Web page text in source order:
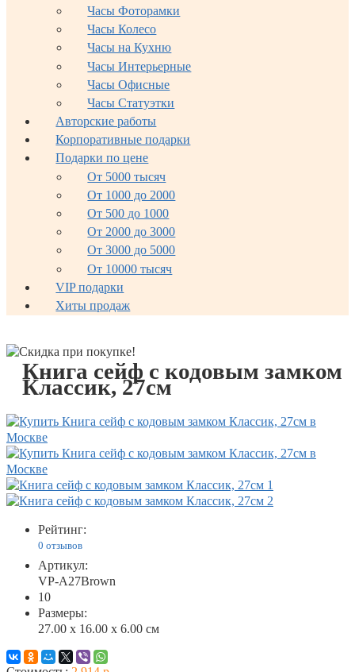
Часы Фоторамки
Часы Колесо
Часы на Кухню
Часы Интерьерные
Часы Офисные
Часы Статуэтки
Авторские работы
Корпоративные подарки
Подарки по цене
От 5000 тысяч
От 1000 до 2000
От 500 до 1000
От 2000 до 3000
От 3000 до 5000
От 10000 тысяч
VIP подарки
Хиты продаж
Книга сейф с кодовым замком
Классик, 27см
Рейтинг:
0 отзывов
Артикул:
VP-A27Brown
10
Размеры:
27.00 x 16.00 x 6.00 см